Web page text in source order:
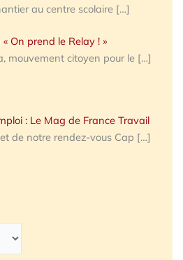
au centre scolaire […]
On prend le Relay ! »
mouvement citoyen pour le […]
: Le Mag de France Travail
de notre rendez-vous Cap […]